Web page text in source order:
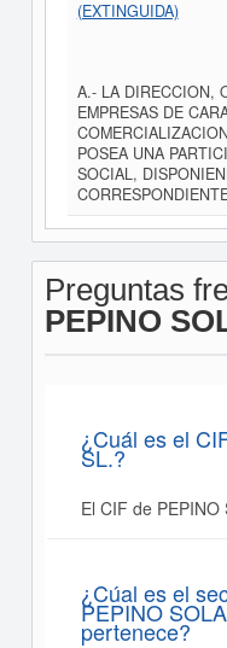
(EXTINGUIDA)
A.- LA DIRECCION,
EMPRESAS DE
POSEA UNA
SOCIAL,
Preguntas
PEPINO
¿Cuál es el
SL.?
El CIF de
¿Cúal es el
PEPINO
pertenece?